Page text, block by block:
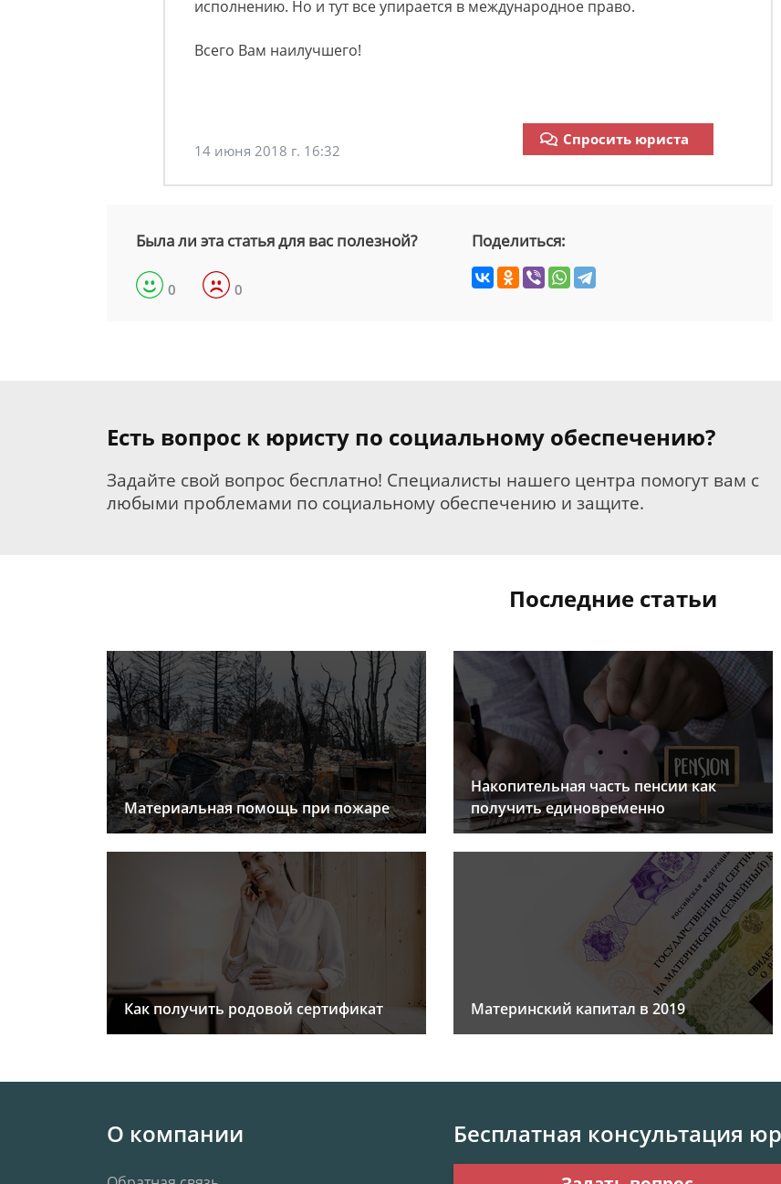
исполнению. Но и тут все упирается в международное право.
Всего Вам наилучшего!
14 июня 2018 г. 16:32
Спросить юриста
Была ли эта статья для вас полезной?
0 0
Поделиться:
Есть вопрос к юристу по социальному обеспечению?
Задайте свой вопрос бесплатно! Специалисты нашего центра помогут вам с
любыми проблемами по социальному обеспечению и защите.
Последние статьи
Материальная помощь при пожаре
Накопительная часть пенсии как
получить единовременно
Как получить родовой сертификат Материнский капитал в 2019
О компании Бесплатная консультация